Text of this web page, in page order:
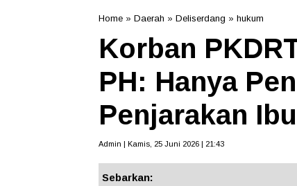
Home » Daerah » Deliserdang » hukum
Korban
PH: Hanya
Penjarakan
Admin | Kamis, 25 Juni 2026 | 21:43
Sebarkan: